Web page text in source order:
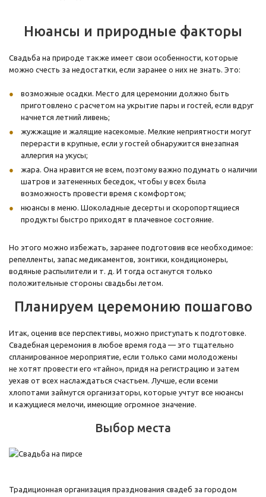
Нюансы и природные факторы
Свадьба на природе также имеет свои особенности, которые
можно счесть за недостатки, если заранее о них не знать. Это:
возможные осадки. Место для церемонии должно быть
приготовлено с расчетом на укрытие пары и гостей, если вдруг
начнется летний ливень;
жужжащие и жалящие насекомые. Мелкие неприятности могут
перерасти в крупные, если у гостей обнаружится внезапная
аллергия на укусы;
жара. Она нравится не всем, поэтому важно подумать о наличии
шатров и затененных беседок, чтобы у всех была
возможность провести время с комфортом;
нюансы в меню. Шоколадные десерты и скоропортящиеся
продукты быстро приходят в плачевное состояние.
Но этого можно избежать, заранее подготовив все необходимое:
репелленты, запас медикаментов, зонтики, кондиционеры,
водяные распылители и т. д. И тогда останутся только
положительные стороны свадьбы летом.
Планируем церемонию пошагово
Итак, оценив все перспективы, можно приступать к подготовке.
Свадебная церемония в любое время года — это тщательно
спланированное мероприятие, если только сами молодожены
не хотят провести его «тайно», придя на регистрацию и затем
уехав от всех наслаждаться счастьем. Лучше, если всеми
хлопотами займутся организаторы, которые учтут все нюансы
и кажущиеся мелочи, имеющие огромное значение.
Выбор места
Традиционная организация празднования свадеб за городом